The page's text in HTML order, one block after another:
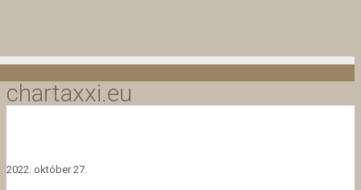
chartaxxi.eu
2022. október 27.